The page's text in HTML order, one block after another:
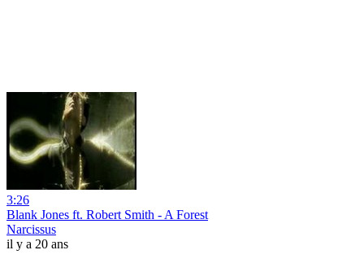
3:26
Blank Jones ft. Robert Smith - A Forest
Narcissus
il y a 20 ans